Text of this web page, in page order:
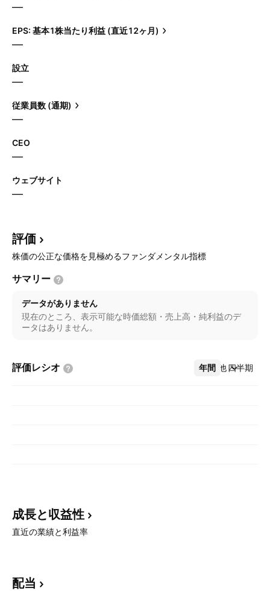
—
EPS: 基本1株当たり利益 (直近12ヶ月)
—
設立
—
従業員数 (通期)
—
CEO
—
ウェブサイト
—
評価
株価の公正な価格を見極めるファンダメンタル指標
サマリー
データがありません
現在のところ、表示可能な時価総額・売上高・純利益のデ
ータはありません。
評価レシオ 年間 四半期
その他
成長と収益性
直近の業績と利益率
配当